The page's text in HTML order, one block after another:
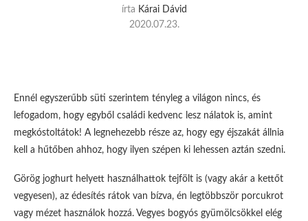
írta Kárai Dávid
2020.07.23.
Ennél egyszerűbb süti szerintem tényleg a világon nincs, és
lefogadom, hogy egyből családi kedvenc lesz nálatok is, amint
megkóstoltátok! A legnehezebb része az, hogy egy éjszakát állnia
kell a hűtőben ahhoz, hogy ilyen szépen ki lehessen aztán szedni.
Görög joghurt helyett használhattok tejfölt is (vagy akár a kettőt
vegyesen), az édesítés rátok van bízva, én legtöbbször porcukrot
vagy mézet használok hozzá. Vegyes bogyós gyümölcsökkel elég